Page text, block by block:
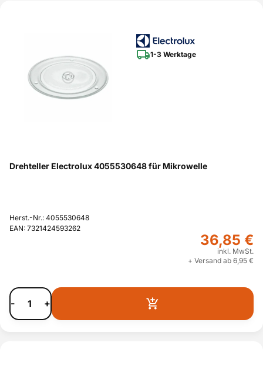
1-3 Werktage
Drehteller Electrolux 4055530648 für Mikrowelle
Herst.-Nr.: 4055530648
EAN: 7321424593262
36,85 €
inkl. MwSt.
+ Versand ab 6,95 €
- +